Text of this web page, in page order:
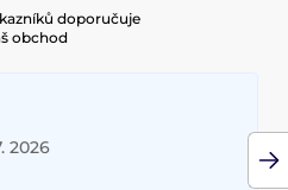
doporučuje
obchod
2026